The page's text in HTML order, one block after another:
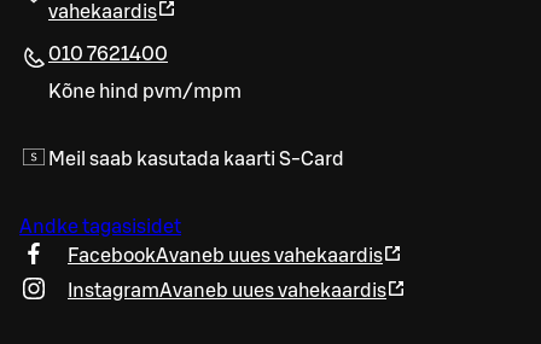
vahekaardis
010 7621400
Kõne hind pvm/mpm
Meil saab kasutada kaarti S-Card
Andke tagasisidet
FacebookAvaneb uues vahekaardis
InstagramAvaneb uues vahekaardis